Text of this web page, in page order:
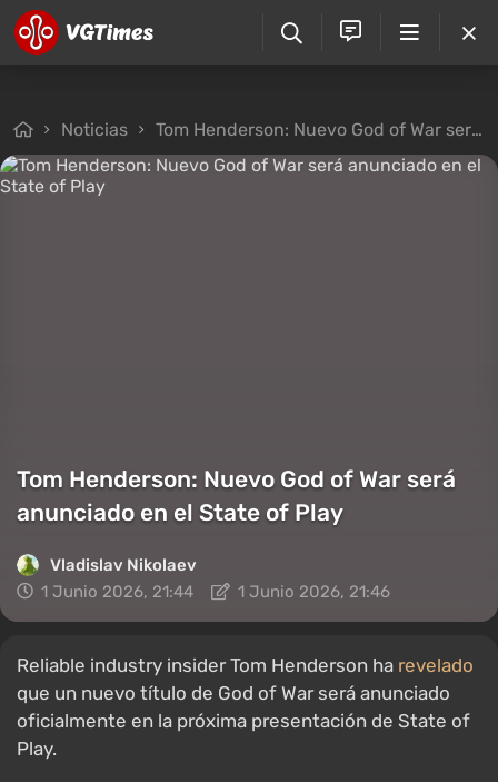
Noticias Tom Henderson: Nuevo God of War será anunciado en el State of Play
Tom Henderson: Nuevo God of War será
anunciado en el State of Play
Vladislav Nikolaev
1 Junio 2026, 21:44
1 Junio 2026, 21:46
Reliable industry insider Tom Henderson ha revelado
que un nuevo título de God of War será anunciado
oficialmente en la próxima presentación de State of
Play.